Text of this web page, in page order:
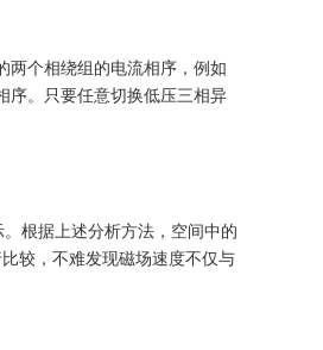
两个相绕组的电流相序，例如
序。只要任意切换低压三相异
根据上述分析方法，空间中的
较，不难发现磁场速度不仅与